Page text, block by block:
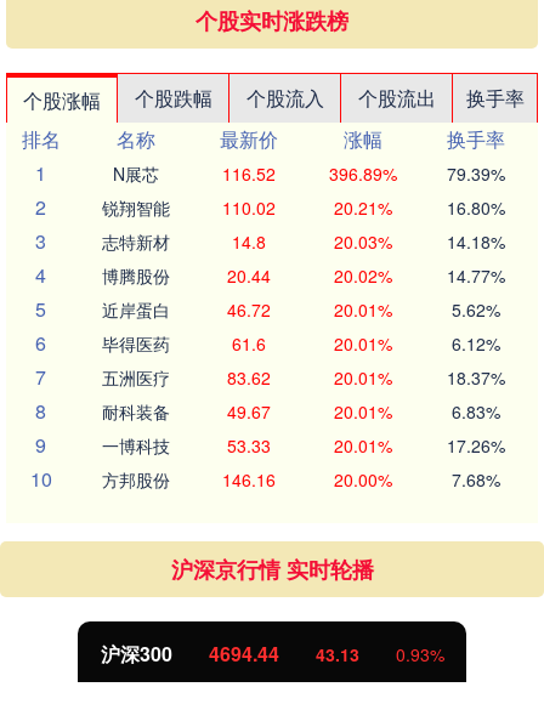
个股实时涨跌榜
个股涨幅 个股跌幅 个股流入 个股流出
换手率
排名
名称 最新价 涨幅
换手率
1
N展芯 116.52 396.89% 79.39%
2 锐翔智能 110.02 20.21% 16.80%
3 志特新材 14.8 20.03% 14.18%
4 博腾股份 20.44 20.02% 14.77%
5 近岸蛋白 46.72 20.01% 5.62%
6 毕得医药 61.6 20.01% 6.12%
7 五洲医疗 83.62 20.01% 18.37%
8 耐科装备 49.67 20.01% 6.83%
9 一博科技 53.33 20.01% 17.26%
10 方邦股份 146.16 20.00% 7.68%
沪深京行情 实时轮播
沪深300 4694.44 43.13 0.93%